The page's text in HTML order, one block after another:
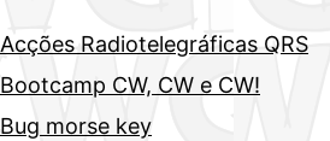
Acções Radiotelegráficas QRS
Bootcamp CW, CW e CW!
Bug morse key